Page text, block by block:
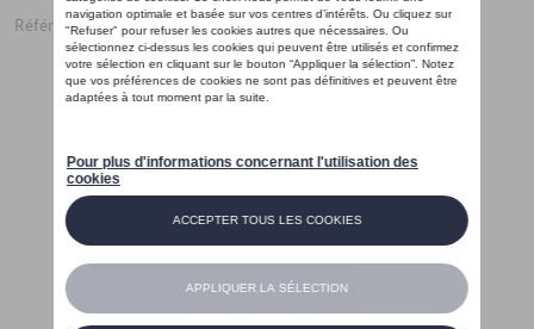
Référence: 1K8075111